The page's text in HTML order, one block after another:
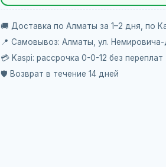
🚚 Доставка по Алматы за 1–2 дня, по
📍 Самовывоз: Алматы, ул.
💳 Kaspi: рассрочка 0-0-12 без переплат
🛡️ Возврат в течение 14 дней